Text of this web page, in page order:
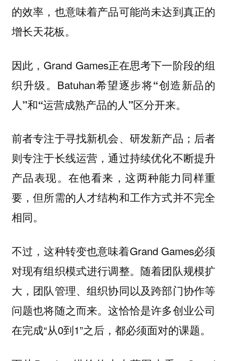
的效率，也意味着产品可能尚未达到真正的
增长天花板。
因此，Grand Games正在思考下一阶段的组
织升级。Batuhan希望逐步将“创造新品的
人”和“运营成熟产品的人”区分开来。
前者专注于寻找新机会、研发新产品；后者
则专注于长线运营，通过持续优化不断提升
产品表现。在他看来，这两种能力同样重
要，但所需的人才结构和工作方式并不完全
相同。
不过，这种转变也意味着Grand Games必须
对现有组织模式进行调整。随着团队规模扩
大，团队管理、组织协同以及跨部门协作等
问题也将随之而来。这恰恰是许多创业公司
在完成“从0到1”之后，都必须面对的课题。